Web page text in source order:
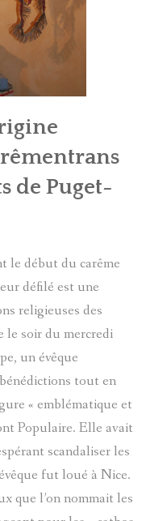
de Puget-
le début du carême
défilé est une
religieuses des
le soir du mercredi
un évêque
tout en
« emblématique et
Populaire. Elle avait
scandaliser les
fut loué à Nice.
que l’on nommait les